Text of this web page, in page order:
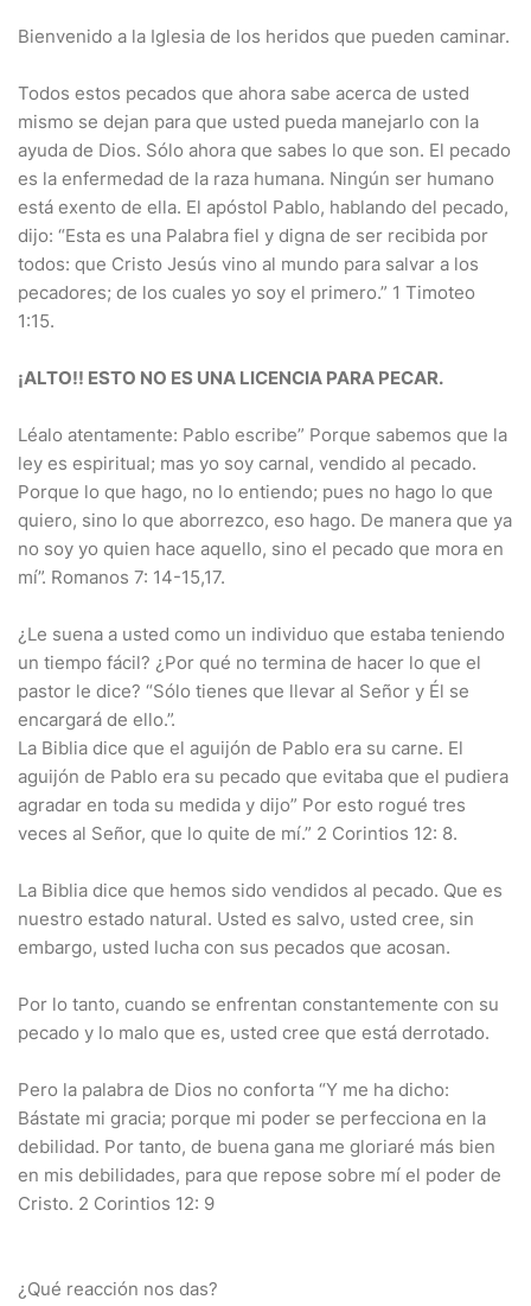
Bienvenido a la Iglesia de los heridos que pueden caminar.
Todos estos pecados que ahora sabe acerca de usted
mismo se dejan para que usted pueda manejarlo con la
ayuda de Dios. Sólo ahora que sabes lo que son. El pecado
es la enfermedad de la raza humana. Ningún ser humano
está exento de ella. El apóstol Pablo, hablando del pecado,
dijo: “Esta es una Palabra fiel y digna de ser recibida por
todos: que Cristo Jesús vino al mundo para salvar a los
pecadores; de los cuales yo soy el primero.” 1 Timoteo
1:15.
¡ALTO!! ESTO NO ES UNA LICENCIA PARA PECAR.
Léalo atentamente: Pablo escribe” Porque sabemos que la
ley es espiritual; mas yo soy carnal, vendido al pecado.
Porque lo que hago, no lo entiendo; pues no hago lo que
quiero, sino lo que aborrezco, eso hago. De manera que ya
no soy yo quien hace aquello, sino el pecado que mora en
mí”. Romanos 7: 14-15,17.
¿Le suena a usted como un individuo que estaba teniendo
un tiempo fácil? ¿Por qué no termina de hacer lo que el
pastor le dice? “Sólo tienes que llevar al Señor y Él se
encargará de ello.”.
La Biblia dice que el aguijón de Pablo era su carne. El
aguijón de Pablo era su pecado que evitaba que el pudiera
agradar en toda su medida y dijo” Por esto rogué tres
veces al Señor, que lo quite de mí.” 2 Corintios 12: 8.
La Biblia dice que hemos sido vendidos al pecado. Que es
nuestro estado natural. Usted es salvo, usted cree, sin
embargo, usted lucha con sus pecados que acosan.
Por lo tanto, cuando se enfrentan constantemente con su
pecado y lo malo que es, usted cree que está derrotado.
Pero la palabra de Dios no conforta “Y me ha dicho:
Bástate mi gracia; porque mi poder se perfecciona en la
debilidad. Por tanto, de buena gana me gloriaré más bien
en mis debilidades, para que repose sobre mí el poder de
Cristo. 2 Corintios 12: 9
¿Qué reacción nos das?